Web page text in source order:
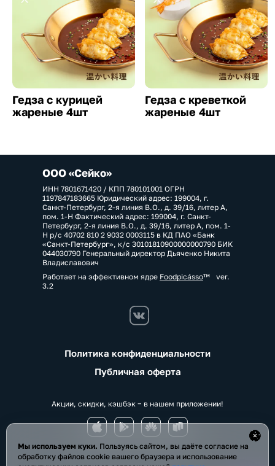
Мы используем куки. Пользуясь сайтом, вы даёте согласие на
обработку файлов cookie вашего браузера и использование
Гедза с курицей
жареные 4шт
Гедза с креветкой
жареные 4шт
ООО «Сейко»
ИНН 7801671420 / КПП 780101001 ОГРН
1197847183665 Юридический адрес: 199004, г.
Санкт-Петербург, 2-я линия В.О., д. 39/16, литер А,
пом. 1-Н Фактический адрес: 199004, г. Санкт-
Петербург, 2-я линия В.О., д. 39/16, литер А, пом. 1-
Н р/с 40702 810 2 9032 0003115 в КД ПАО «Банк
«Санкт-Петербург», к/с 30101810900000000790 БИК
044030790 Генеральный директор Дьяченко Никита
Владиславович
Работает на эффективном ядре Foodpicássover.
3.2
Политика конфиденциальности
Публичная оферта
Акции, скидки, кэшбэк − в нашем приложении!